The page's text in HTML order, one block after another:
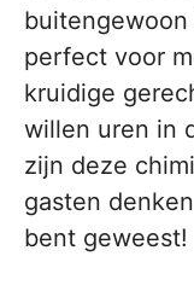
perfect voor
kruidige
willen uren in
zijn deze
gasten
bent geweest!